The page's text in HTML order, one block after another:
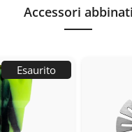
Accessori abbinati
Esaurito